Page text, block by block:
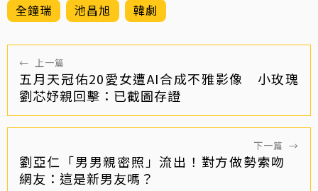
全鐘瑞 池昌旭 韓劇
← 上一篇
五月天冠佑20愛女遭AI合成不雅影像 小玫瑰
劉芯妤親回擊：已截圖存證
下一篇 →
劉亞仁「男男親密照」流出！對方做勢索吻
網友：這是新男友嗎？